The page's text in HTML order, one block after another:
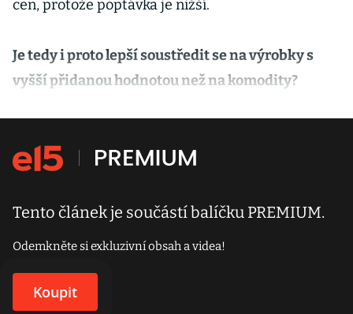
cen, protože poptávka je nižší.
Je tedy i proto lepší soustředit se na výrobky s
vyšší přidanou hodnotou než na komodity?
Tento článek je součástí balíčku PREMIUM.
Odemkněte si exkluzivní obsah a videa!
Koupit